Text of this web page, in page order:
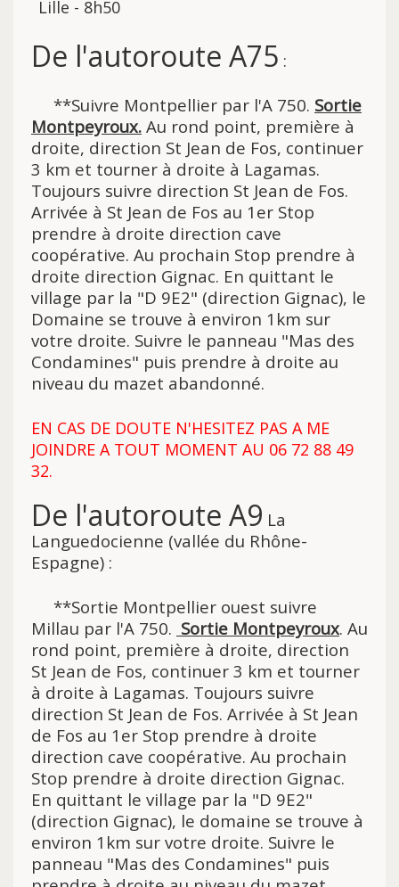
Lille - 8h50
De l'autoroute A75 :
**Suivre Montpellier par l'A 750. Sortie
Montpeyroux. Au rond point, première à
droite, direction St Jean de Fos, continuer
3 km et tourner à droite à Lagamas.
Toujours suivre direction St Jean de Fos.
Arrivée à St Jean de Fos au 1er Stop
prendre à droite direction cave
coopérative. Au prochain Stop prendre à
droite direction Gignac. En quittant le
village par la "D 9E2" (direction Gignac), le
Domaine se trouve à environ 1km sur
votre droite. Suivre le panneau "Mas des
Condamines" puis prendre à droite au
niveau du mazet abandonné.
EN CAS DE DOUTE N'HESITEZ PAS A ME
JOINDRE A TOUT MOMENT AU 06 72 88 49
32.
De l'autoroute A9 La
Languedocienne (vallée du Rhône-
Espagne) :
**Sortie Montpellier ouest suivre
Millau par l'A 750. Sortie Montpeyroux. Au
rond point, première à droite, direction
St Jean de Fos, continuer 3 km et tourner
à droite à Lagamas. Toujours suivre
direction St Jean de Fos. Arrivée à St Jean
de Fos au 1er Stop prendre à droite
direction cave coopérative. Au prochain
Stop prendre à droite direction Gignac.
En quittant le village par la "D 9E2"
(direction Gignac), le domaine se trouve à
environ 1km sur votre droite. Suivre le
panneau "Mas des Condamines" puis